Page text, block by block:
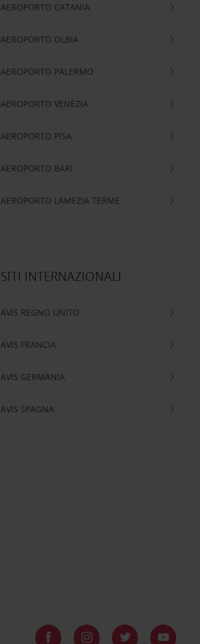
AEROPORTO CATANIA
AEROPORTO OLBIA
AEROPORTO PALERMO
AEROPORTO VENEZIA
AEROPORTO PISA
AEROPORTO BARI
AEROPORTO LAMEZIA TERME
SITI INTERNAZIONALI
AVIS REGNO UNITO
AVIS FRANCIA
AVIS GERMANIA
AVIS SPAGNA